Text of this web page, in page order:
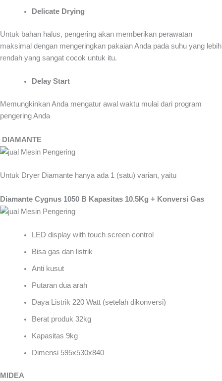
Delicate Drying
Untuk bahan halus, pengering akan memberikan perawatan
maksimal dengan mengeringkan pakaian Anda pada suhu yang lebih
rendah yang sangat cocok untuk itu.
Delay Start
Memungkinkan Anda mengatur awal waktu mulai dari program
pengering Anda
DIAMANTE
Untuk Dryer Diamante hanya ada 1 (satu) varian, yaitu
Diamante Cygnus 1050 B Kapasitas 10.5Kg + Konversi Gas
LED display with touch screen control
Bisa gas dan listrik
Anti kusut
Putaran dua arah
Daya Listrik 220 Watt (setelah dikonversi)
Berat produk 32kg
Kapasitas 9kg
Dimensi 595x530x840
MIDEA